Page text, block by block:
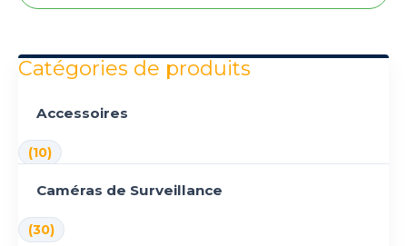
Catégories de produits
Accessoires
(10)
Caméras de Surveillance
(30)